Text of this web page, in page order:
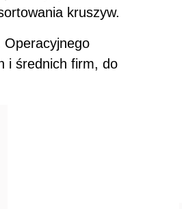
kruszyw.
Operacyjnego
i średnich firm, do